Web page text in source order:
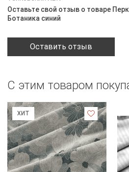
Оставьте свой отзыв о товаре
Ботаника синий
Оставить отзыв
С этим товаром
ХИТ